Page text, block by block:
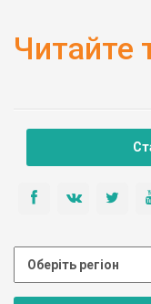
Читайте